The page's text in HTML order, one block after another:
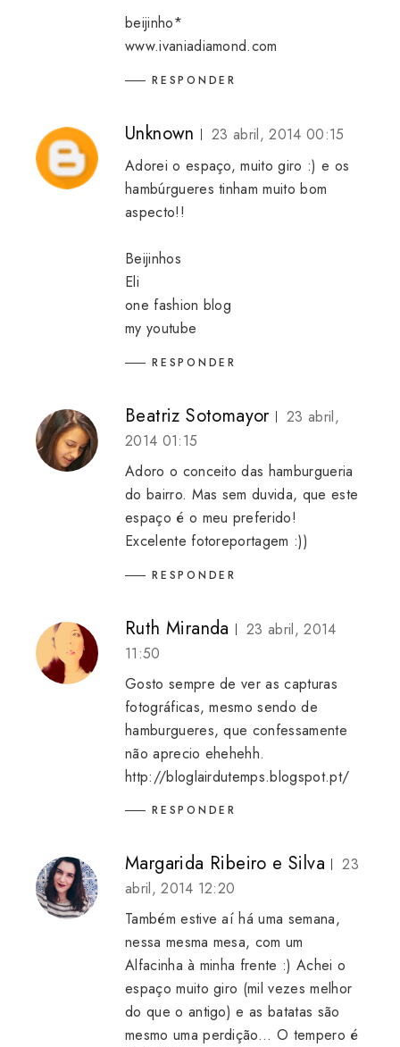
beijinho*
www.ivaniadiamond.com
RESPONDER
Unknown
23 abril, 2014 00:15
Adorei o espaço, muito giro :) e os
hambúrgueres tinham muito bom
aspecto!!
Beijinhos
Eli
one fashion blog
my youtube
RESPONDER
Beatriz Sotomayor
23 abril,
2014 01:15
Adoro o conceito das hamburgueria
do bairro. Mas sem duvida, que este
espaço é o meu preferido!
Excelente fotoreportagem :))
RESPONDER
Ruth Miranda
23 abril, 2014
11:50
Gosto sempre de ver as capturas
fotográficas, mesmo sendo de
hamburgueres, que confessamente
não aprecio ehehehh.
http://bloglairdutemps.blogspot.pt/
RESPONDER
Margarida Ribeiro e Silva
23
abril, 2014 12:20
Também estive aí há uma semana,
nessa mesma mesa, com um
Alfacinha à minha frente :) Achei o
espaço muito giro (mil vezes melhor
do que o antigo) e as batatas são
mesmo uma perdição... O tempero é